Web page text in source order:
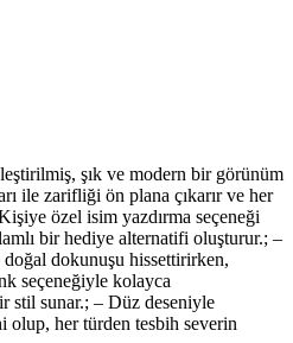
şık ve modern bir görünüm
ile zarifliği ön plana çıkarır ve her
özel isim yazdırma seçeneği
bir hediye alternatifi oluşturur.; –
dokunuşu hissettirirken,
seçeneğiyle kolayca
stil sunar.; – Düz deseniyle
olup, her türden tesbih severin